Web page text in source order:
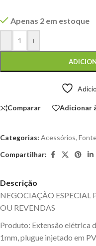
Apenas 2 em estoque
- +
Comparar Adicionar
Categorias: Acessórios,
Compartilhar:
Descrição
NEGOCIAÇÃO ESPECIAL
OU REVENDAS
Produto: Extensão elétrica
1mm, plugue injetado em